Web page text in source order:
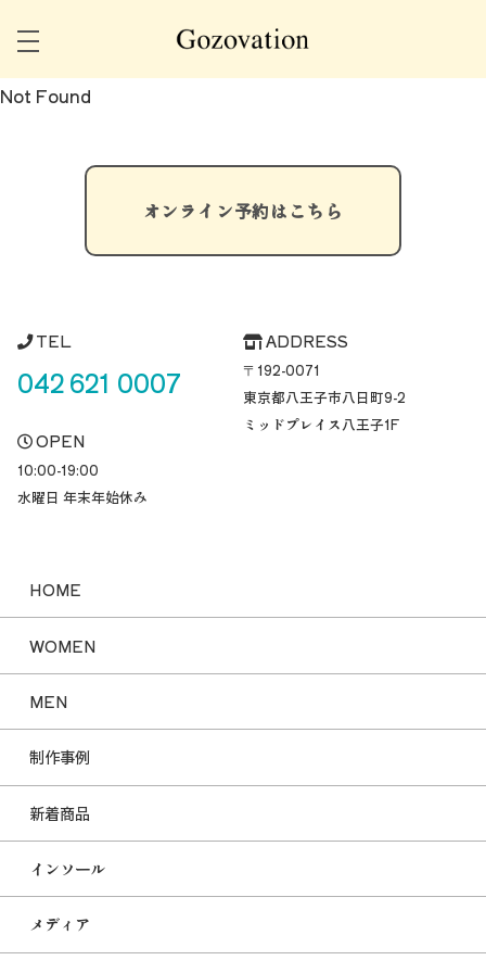
Not Found
オンライン予約はこちら
TEL
042 621 0007
OPEN
10:00-19:00
水曜日 年末年始休み
ADDRESS
〒192-0071
東京都八王子市八日町9-2
ミッドプレイス八王子1F
HOME
WOMEN
MEN
制作事例
新着商品
インソール
メディア